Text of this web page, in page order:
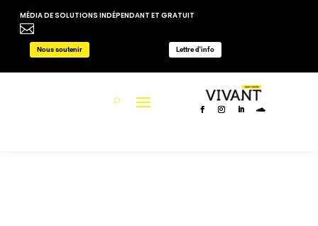
MÉDIA DE SOLUTIONS INDÉPENDANT ET GRATUIT

Nous soutenir Lettre d'info